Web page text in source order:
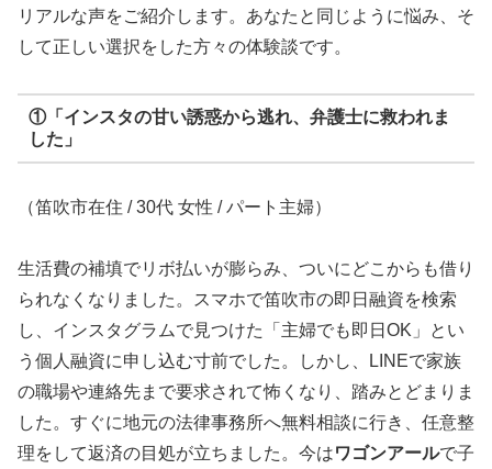
リアルな声をご紹介します。あなたと同じように悩み、そ
して正しい選択をした方々の体験談です。
①「インスタの甘い誘惑から逃れ、弁護士に救われま
した」
（笛吹市在住 / 30代 女性 / パート主婦）
生活費の補填でリボ払いが膨らみ、ついにどこからも借り
られなくなりました。スマホで笛吹市の即日融資を検索
し、インスタグラムで見つけた「主婦でも即日OK」とい
う個人融資に申し込む寸前でした。しかし、LINEで家族
の職場や連絡先まで要求されて怖くなり、踏みとどまりま
した。すぐに地元の法律事務所へ無料相談に行き、任意整
理をして返済の目処が立ちました。今はワゴンアールで子